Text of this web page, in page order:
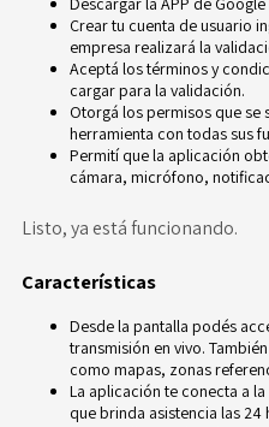
Crear tu cuenta de usuario
empresa realizará la
Aceptá los términos y
cargar para la validación.
Otorgá los permisos que
herramienta con todas sus
Permití que la aplicación
cámara, micrófono,
Listo, ya está funcionando.
Características
Desde la pantalla podés
transmisión en vivo.
como mapas, zonas
La aplicación te conecta a
que brinda asistencia las 24